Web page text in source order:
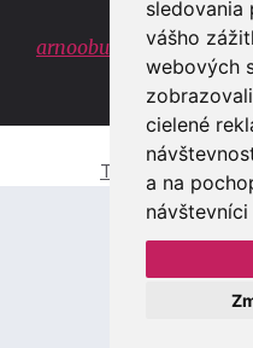
sledovania
vášho
webových
cielené
a na
arnoobuv@gmail.com
Tvorba e-shopů a